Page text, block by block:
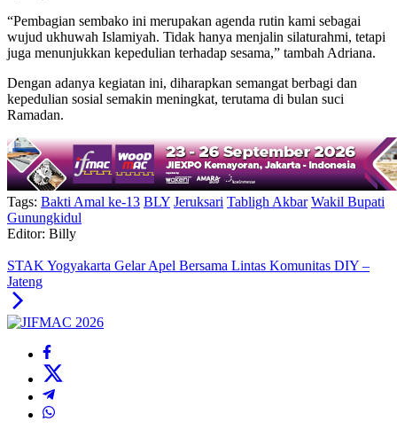
“Pembagian sembako ini merupakan agenda rutin kami sebagai
wujud ukhuwah Islamiyah. Tidak hanya menjalin silaturahmi, tetapi
juga menunjukkan kepedulian terhadap sesama,” tambah Adriana.
Dengan adanya kegiatan ini, diharapkan semangat berbagi dan
kepedulian sosial semakin meningkat, terutama di bulan suci
Ramadan.
Tags: Bakti Amal ke-13 BLY Jeruksari Tabligh Akbar Wakil Bupati
Gunungkidul
Editor: Billy
STAK Yogyakarta Gelar Apel Bersama Lintas Komunitas DIY –
Jateng